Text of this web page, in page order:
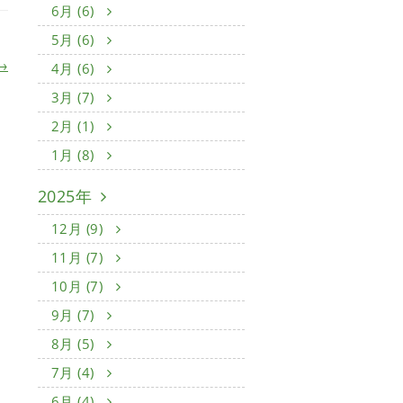
6月 (6)
5月 (6)
4月 (6)
3月 (7)
2月 (1)
1月 (8)
2025年
12月 (9)
11月 (7)
10月 (7)
9月 (7)
8月 (5)
7月 (4)